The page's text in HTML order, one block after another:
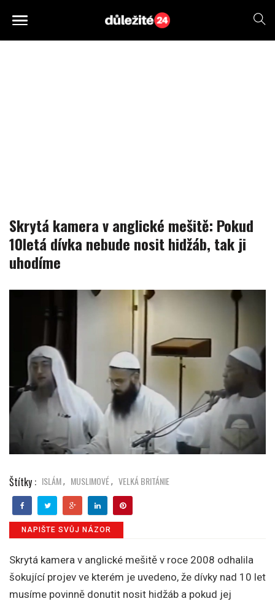
Skrytá kamera v anglické mešitě: Pokud
10letá dívka nebude nosit hidžáb, tak ji
uhodíme
Štítky : ISLÁM, MUSLIMOVÉ, VELKÁ BRITÁNIE
NAPIŠTE SVŮJ NÁZOR
Skrytá kamera v anglické mešitě v roce 2008 odhalila
šokující projev ve kterém je uvedeno, že dívky nad 10 let
musíme povinně donutit nosit hidžáb a pokud jej